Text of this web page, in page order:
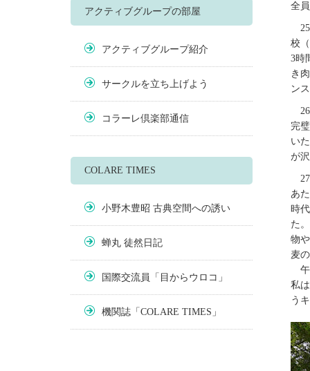
アクティブグループの部屋
アクティブグループ紹介
サークルを立ち上げよう
コラーレ倶楽部通信
COLARE TIMES
小野木豊昭 古典空間への誘い
蝉丸 徒然日記
国際交流員「目からウロコ」
機関誌「COLARE TIMES」
全
校
3時
き
ン
完
い
が
あ
時
た
物
麦
私
う